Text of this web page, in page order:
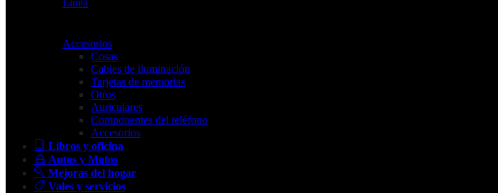
Accesorios
Cosas
Cables de iluminación
Tarjetas de memorias
Otros
Auriculares
Componentes del teléfono
Accesorios
Libros y oficina
Autos y Motos
Mejoras del hogar
Vales y servicios